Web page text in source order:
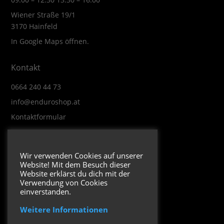
Wiener Straße 19/1
3170 Hainfeld
In Google Maps öffnen.
Kontakt
0664 240 44 73
info@enduroshop.at
Kontaktformular
Impressum
Datenschutzerklärung
Folge uns
Wir verwenden Cookies auf unserer
Website! Mit dem Besuch dieser
Website erklärst du dich mit der
Verwendung von Cookies
einverstanden.
Weitere Informationen